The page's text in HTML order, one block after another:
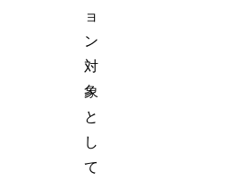
ョ
ン
対
象
と
し
て